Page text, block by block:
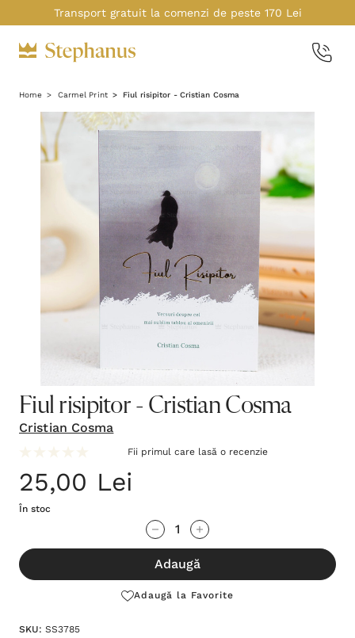
Transport gratuit la comenzi de peste 170 Lei
Home Carmel Print Fiul risipitor - Cristian Cosma
Fiul risipitor - Cristian Cosma
Cristian Cosma
Fii primul care lasă o recenzie
25,00 Lei
În stoc
te!
Stocul
Adaugă
Adaugă la Favorite
SKU: SS3785